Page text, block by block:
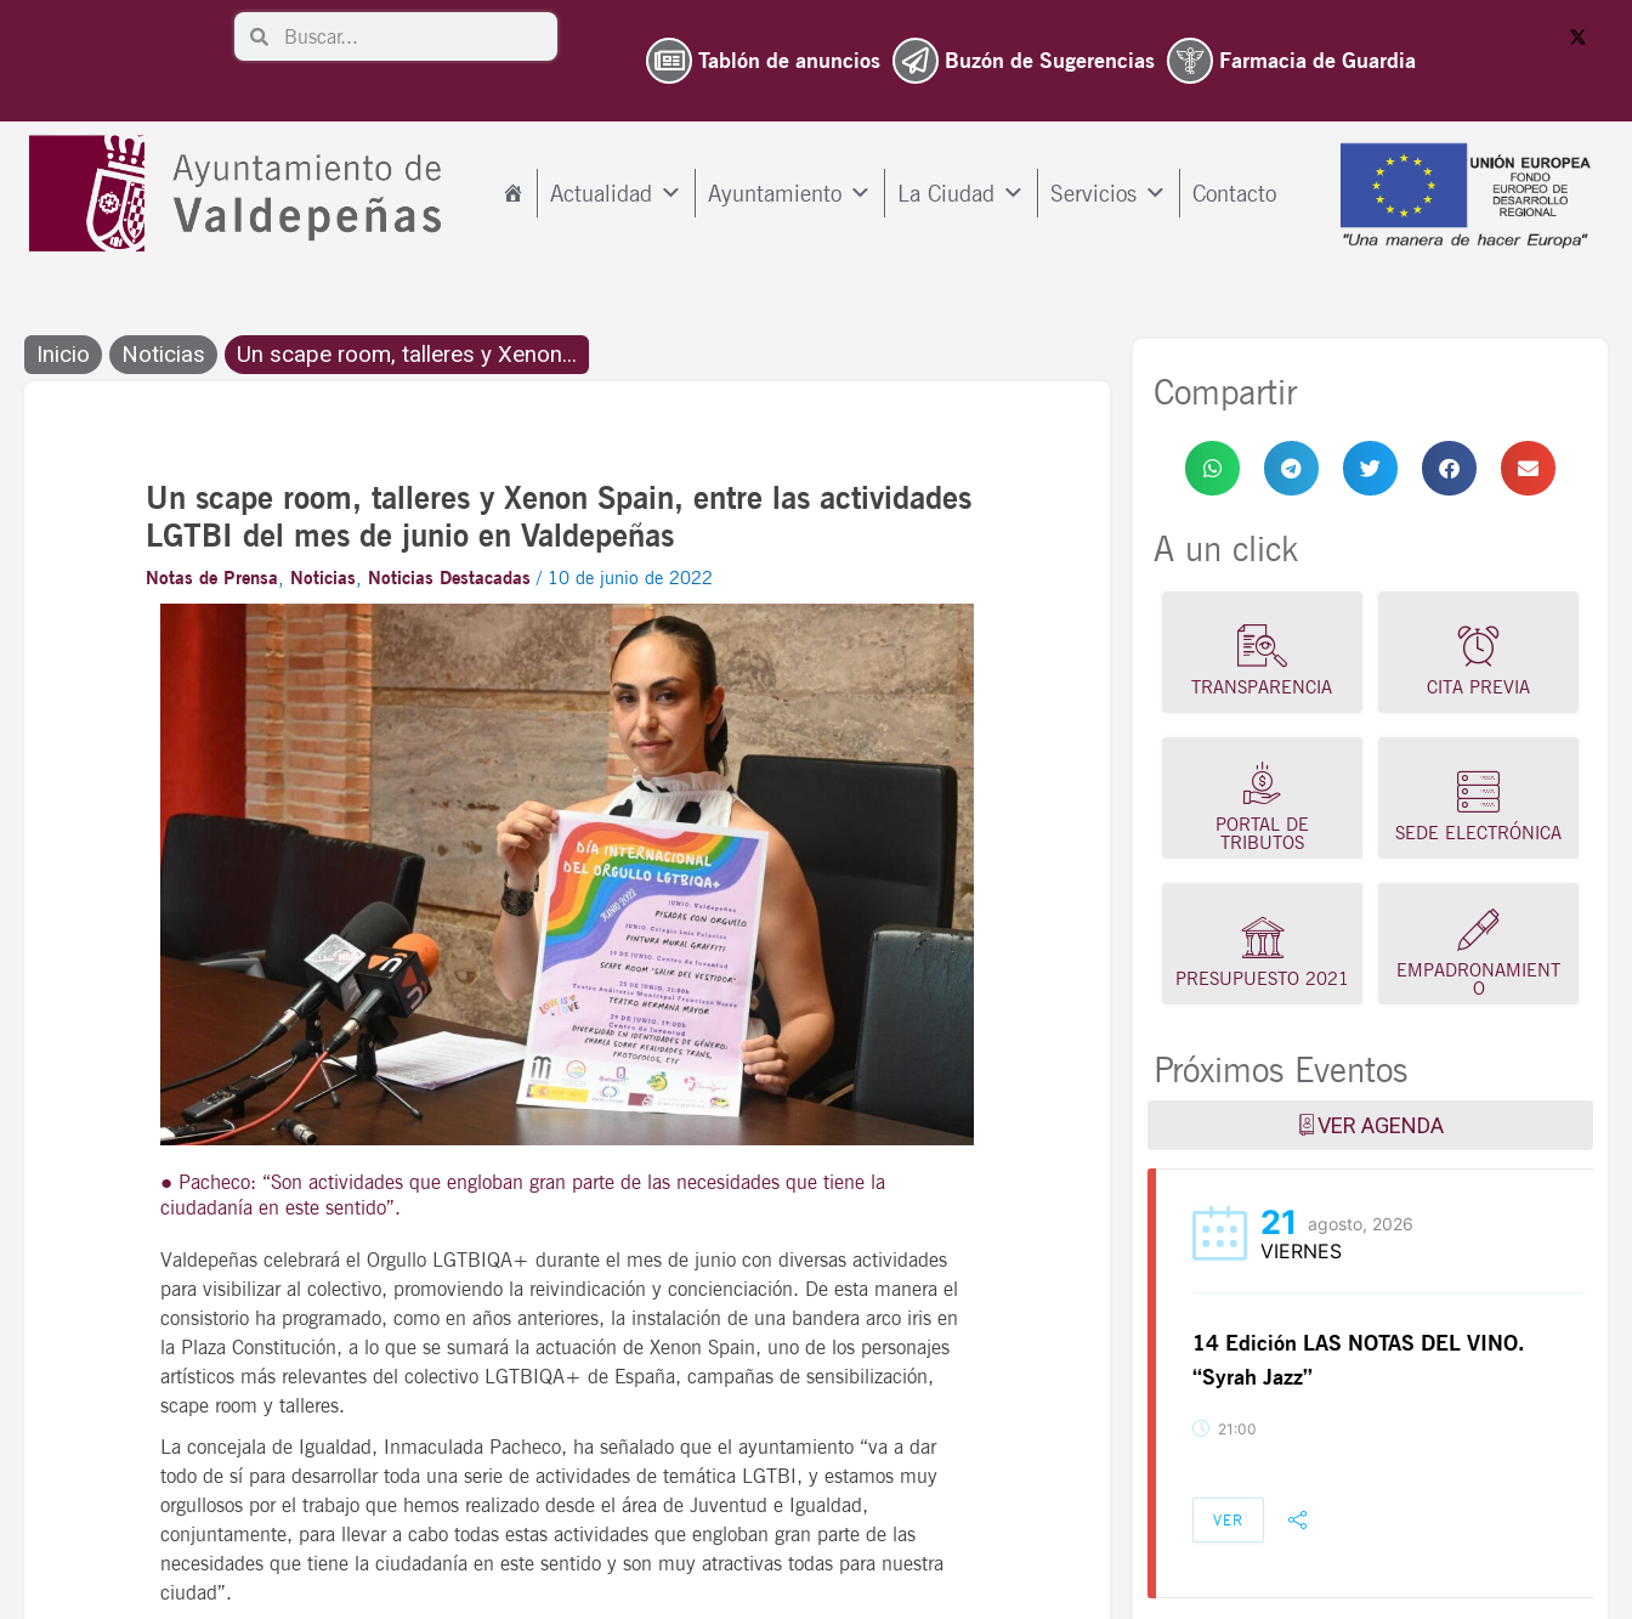
SearchSearch
Tablón de anuncios Buzón de Sugerencias Farmacia de Guardia
Actualidad Ayuntamiento La Ciudad Servicios Contacto
Inicio Noticias Un scape room, talleres y Xenon...
Un scape room, talleres y Xenon Spain, entre las actividades
LGTBI del mes de junio en Valdepeñas
Notas de Prensa, Noticias, Noticias Destacadas / 10 de junio de 2022
● Pacheco: “Son actividades que engloban gran parte de las necesidades que tiene la
ciudadanía en este sentido”.
Valdepeñas celebrará el Orgullo LGTBIQA+ durante el mes de junio con diversas actividades
para visibilizar al colectivo, promoviendo la reivindicación y concienciación. De esta manera el
consistorio ha programado, como en años anteriores, la instalación de una bandera arco iris en
la Plaza Constitución, a lo que se sumará la actuación de Xenon Spain, uno de los personajes
artísticos más relevantes del colectivo LGTBIQA+ de España, campañas de sensibilización,
scape room y talleres.
La concejala de Igualdad, Inmaculada Pacheco, ha señalado que el ayuntamiento “va a dar
todo de sí para desarrollar toda una serie de actividades de temática LGTBI, y estamos muy
orgullosos por el trabajo que hemos realizado desde el área de Juventud e Igualdad,
conjuntamente, para llevar a cabo todas estas actividades que engloban gran parte de las
necesidades que tiene la ciudadanía en este sentido y son muy atractivas todas para nuestra
ciudad”.
Compartir
A un click
TRANSPARENCIA CITA PREVIA
PORTAL DE
TRIBUTOS
SEDE ELECTRÓNICA
PRESUPUESTO 2021
EMPADRONAMIENT
O
Próximos Eventos
VER AGENDA
21
VIERNES
14 Edición LAS NOTAS DEL VINO.
“Syrah Jazz”
VER
VIERNES
14 Edición LAS NOTAS DEL VINO.
“Syrah Jazz”
VER
21 agosto, 2026
VIERNES
14 Edición LAS NOTAS DEL VINO.
“Syrah Jazz”
21:00
VER